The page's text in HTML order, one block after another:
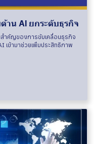
าน AI ยกระดับธุรกิจ
สำคัญของการขับเคลื่อนธุรกิจ
เข้ามาช่วยเพิ่มประสิทธิภาพ